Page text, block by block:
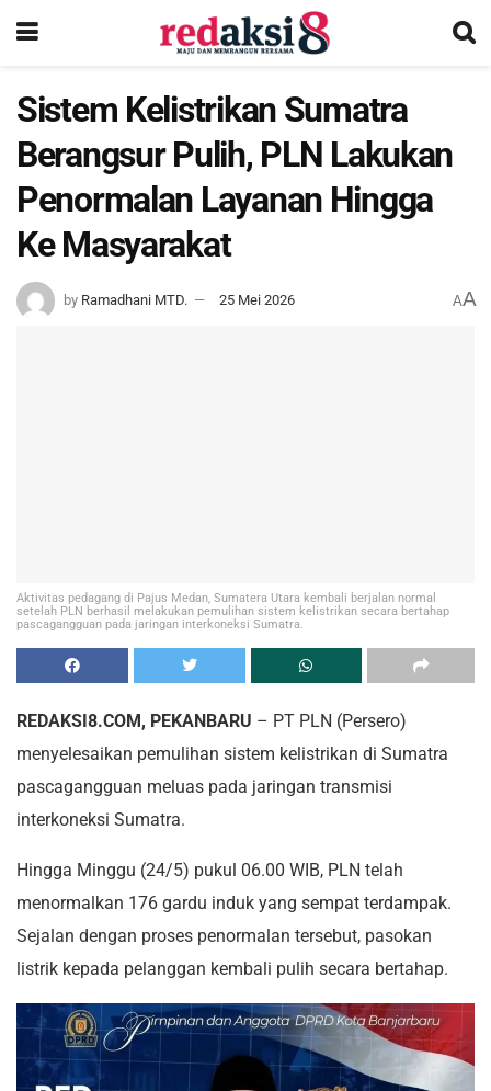
Sistem Kelistrikan Sumatra
Berangsur Pulih, PLN Lakukan
Penormalan Layanan Hingga
Ke Masyarakat
by Ramadhani MTD. 25 Mei 2026 AA
Aktivitas pedagang di Pajus Medan, Sumatera Utara kembali berjalan normal
setelah PLN berhasil melakukan pemulihan sistem kelistrikan secara bertahap
pascagangguan pada jaringan interkoneksi Sumatra.
REDAKSI8.COM, PEKANBARU – PT PLN (Persero)
menyelesaikan pemulihan sistem kelistrikan di Sumatra
pascagangguan meluas pada jaringan transmisi
interkoneksi Sumatra.
Hingga Minggu (24/5) pukul 06.00 WIB, PLN telah
menormalkan 176 gardu induk yang sempat terdampak.
Sejalan dengan proses penormalan tersebut, pasokan
listrik kepada pelanggan kembali pulih secara bertahap.